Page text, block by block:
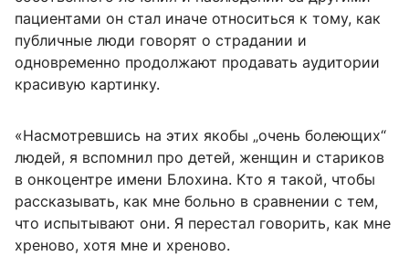
пациентами он стал иначе относиться к тому, как
публичные люди говорят о страдании и
одновременно продолжают продавать аудитории
красивую картинку.
«Насмотревшись на этих якобы „очень болеющих“
людей, я вспомнил про детей, женщин и стариков
в онкоцентре имени Блохина. Кто я такой, чтобы
рассказывать, как мне больно в сравнении с тем,
что испытывают они. Я перестал говорить, как мне
хреново, хотя мне и хреново.